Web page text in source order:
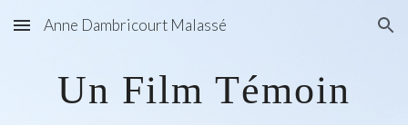
Skip to main content Skip to navigation
Anne Dambricourt Malassé
Un Film Témoin